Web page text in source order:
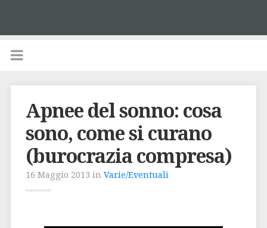
Apnee del sonno: cosa
sono, come si curano
(burocrazia compresa)
16 Maggio 2013 in Varie/Eventuali